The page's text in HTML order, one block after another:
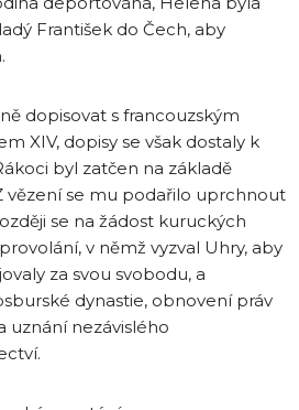
František do Čech, aby
dopisovat s francouzským
XIV, dopisy se však dostaly k
byl zatčen na základě
vězení se mu podařilo uprchnout
se na žádost kuruckých
v němž vyzval Uhry, aby
za svou svobodu, a
dynastie, obnovení práv
uznání nezávislého